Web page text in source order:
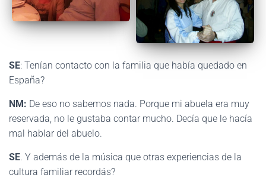
SE: Tenían contacto con la familia que había quedado en
España?
NM: De eso no sabemos nada. Porque mi abuela era muy
reservada, no le gustaba contar mucho. Decía que le hacía
mal hablar del abuelo.
SE. Y además de la música que otras experiencias de la
cultura familiar recordás?